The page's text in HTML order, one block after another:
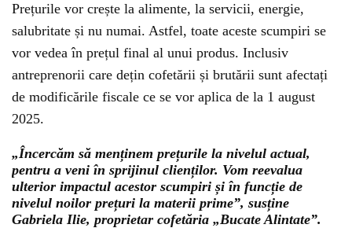
Prețurile vor crește la alimente, la servicii, energie,
salubritate și nu numai. Astfel, toate aceste scumpiri se
vor vedea în prețul final al unui produs. Inclusiv
antreprenorii care dețin cofetării și brutării sunt afectați
de modificările fiscale ce se vor aplica de la 1 august
2025.
„Încercăm să menținem prețurile la nivelul actual,
pentru a veni în sprijinul clienților. Vom reevalua
ulterior impactul acestor scumpiri și în funcție de
nivelul noilor prețuri la materii prime”, susține
Gabriela Ilie, proprietar cofetăria „Bucate Alintate”.